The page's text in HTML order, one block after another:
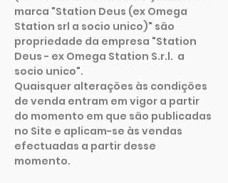
marca "Station Deus (ex Omega
Station srl a socio unico)" são
propriedade da empresa "Station
Deus - ex Omega Station S.r.l. a
socio unico".
Quaisquer alterações às condições
de venda entram em vigor a partir
do momento em que são publicadas
no Site e aplicam-se às vendas
efectuadas a partir desse
momento.